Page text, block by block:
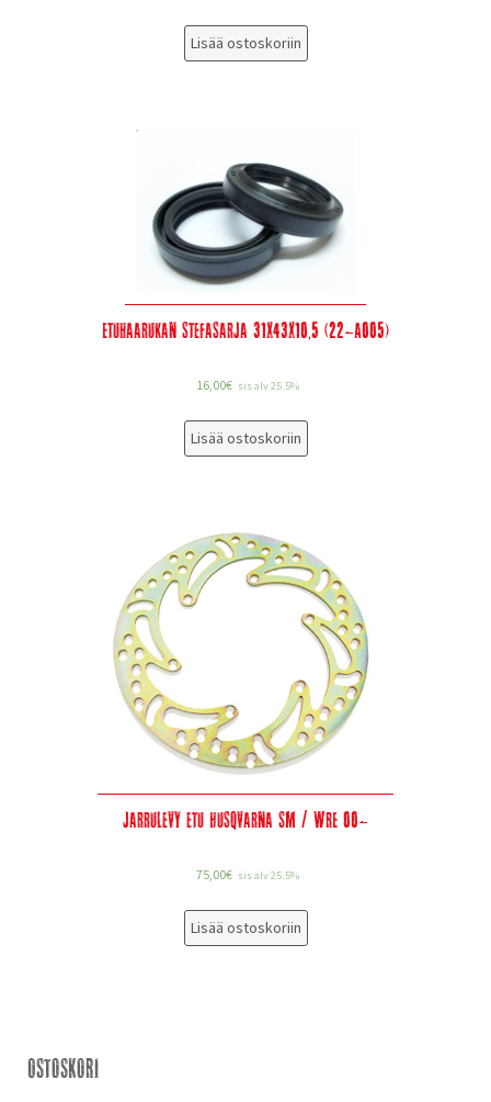
Lisää ostoskoriin
Etuhaarukan stefasarja 31x43x10,5 (22-A005)
16,00€ sis alv 25.5%
Lisää ostoskoriin
Jarrulevy etu Husqvarna SM / WRE 00-
75,00€ sis alv 25.5%
Lisää ostoskoriin
Ostoskori